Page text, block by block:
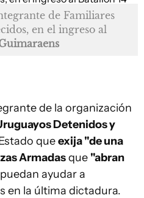
de Familiares
en el ingreso al
de la organización
Detenidos y
queexija "de una
Armadasque "abran
ayudar a
en la última dictadura.